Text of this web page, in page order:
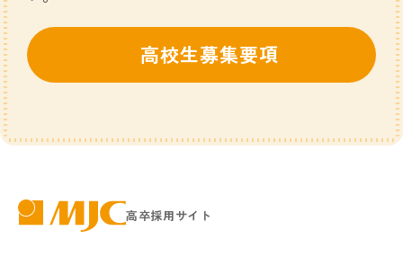
高校生募集要項
株式会社日本マイクロニクス
高卒採用サイト